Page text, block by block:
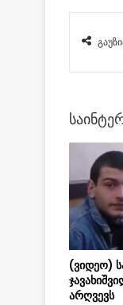
(ვიდეო)
არღვევს